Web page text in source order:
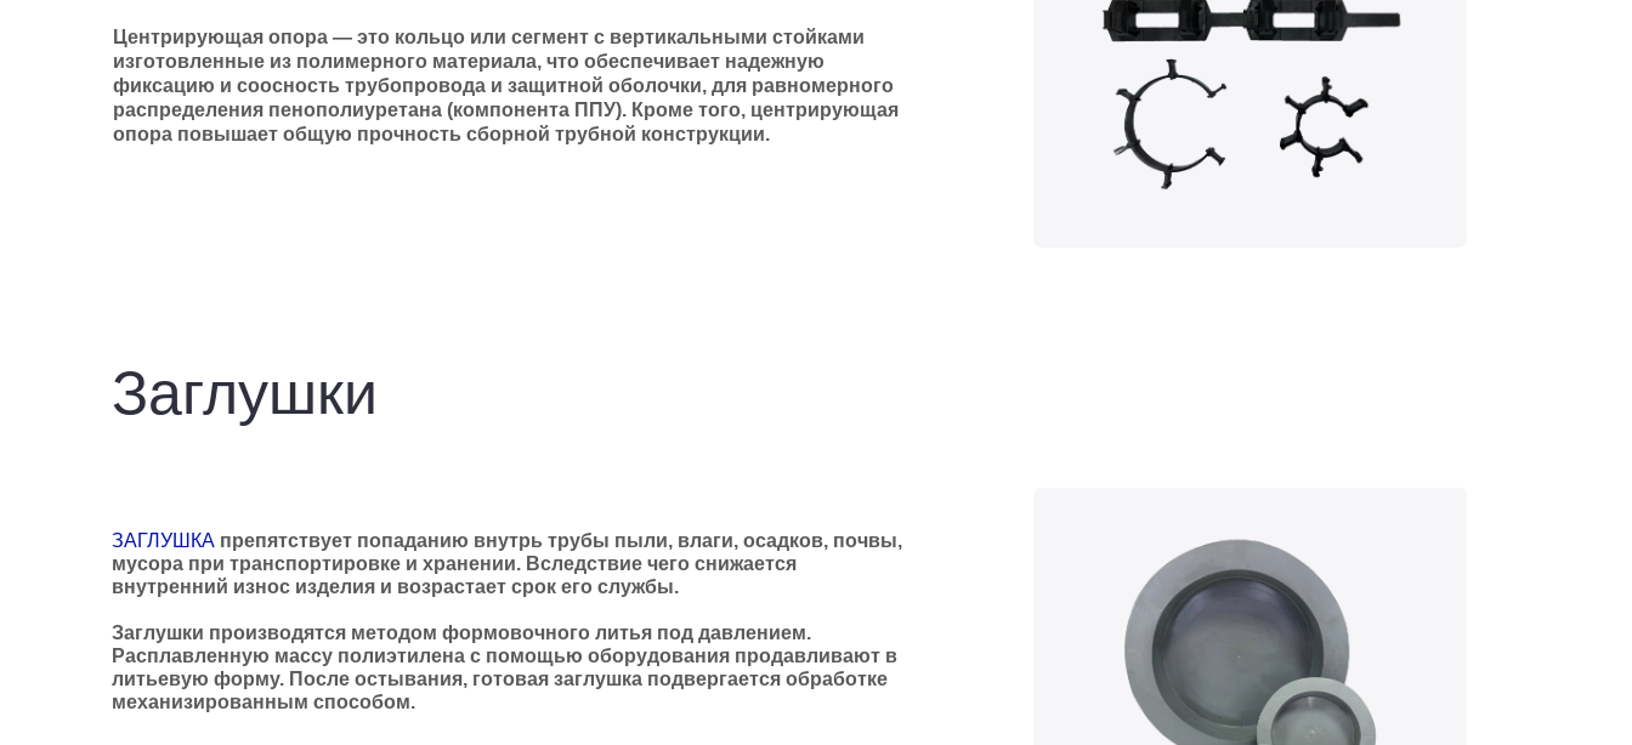
Центрирующая опора — это кольцо или сегмент с вертикальными стойками
изготовленные из полимерного материала, что обеспечивает надежную
фиксацию и соосность трубопровода и защитной оболочки, для равномерного
распределения пенополиуретана (компонента ППУ). Кроме того, центрирующая
опора повышает общую прочность сборной трубной конструкции.
Заглушки
ЗАГЛУШКА препятствует попаданию внутрь трубы пыли, влаги, осадков, почвы,
мусора при транспортировке и хранении. Вследствие чего снижается
внутренний износ изделия и возрастает срок его службы.
Заглушки производятся методом формовочного литья под давлением.
Расплавленную массу полиэтилена с помощью оборудования продавливают в
литьевую форму. После остывания, готовая заглушка подвергается обработке
механизированным способом.